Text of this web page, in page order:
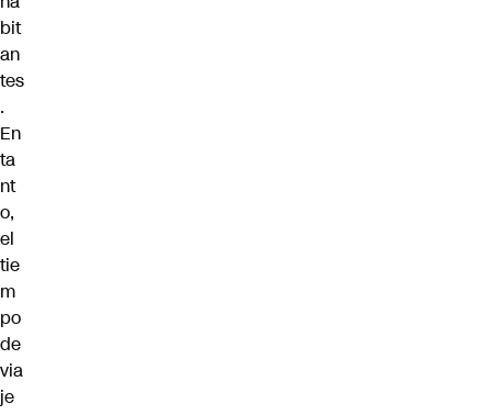
bit
an
tes
.
En
ta
nt
o,
el
tie
m
po
de
via
je